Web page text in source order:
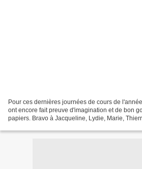
Pour ces dernières journées de cours de
ont encore fait preuve d'imagination et de bon
papiers. Bravo à Jacqueline, Lydie, Marie,